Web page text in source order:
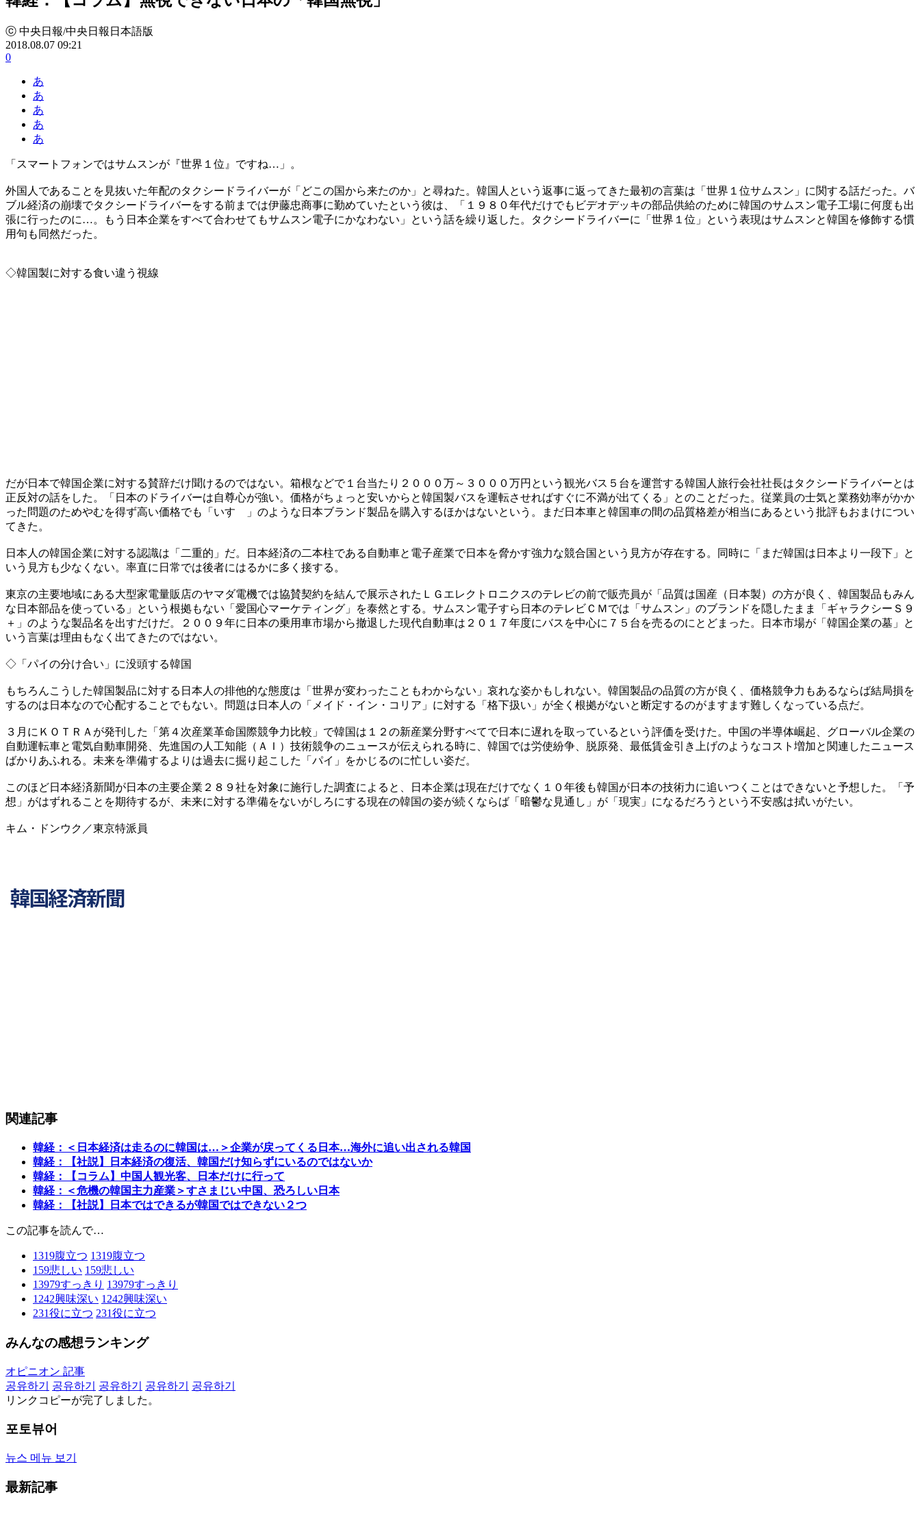
ⓒ 中央日報/中央日報日本語版
2018.08.07 09:21
0
あ
あ
あ
あ
あ
「スマートフォンではサムスンが『世界１位』ですね…」。
外国人であることを見抜いた年配のタクシードライバーが「どこの国から来たのか」と尋ねた。韓国人という返事に返ってきた最初の言葉は「世界１位サムスン」に関する話だった。バ
ブル経済の崩壊でタクシードライバーをする前までは伊藤忠商事に勤めていたという彼は、「１９８０年代だけでもビデオデッキの部品供給のために韓国のサムスン電子工場に何度も出
張に行ったのに…。もう日本企業をすべて合わせてもサムスン電子にかなわない」という話を繰り返した。タクシードライバーに「世界１位」という表現はサムスンと韓国を修飾する慣
用句も同然だった。
◇韓国製に対する食い違う視線
だが日本で韓国企業に対する賛辞だけ聞けるのではない。箱根などで１台当たり２０００万～３０００万円という観光バス５台を運営する韓国人旅行会社社長はタクシードライバーとは
正反対の話をした。「日本のドライバーは自尊心が強い。価格がちょっと安いからと韓国製バスを運転させればすぐに不満が出てくる」とのことだった。従業員の士気と業務効率がかか
った問題のためやむを得ず高い価格でも「いすゞ」のような日本ブランド製品を購入するほかはないという。まだ日本車と韓国車の間の品質格差が相当にあるという批評もおまけについ
てきた。
日本人の韓国企業に対する認識は「二重的」だ。日本経済の二本柱である自動車と電子産業で日本を脅かす強力な競合国という見方が存在する。同時に「まだ韓国は日本より一段下」と
いう見方も少なくない。率直に日常では後者にはるかに多く接する。
東京の主要地域にある大型家電量販店のヤマダ電機では協賛契約を結んで展示されたＬＧエレクトロニクスのテレビの前で販売員が「品質は国産（日本製）の方が良く、韓国製品もみん
な日本部品を使っている」という根拠もない「愛国心マーケティング」を泰然とする。サムスン電子すら日本のテレビＣＭでは「サムスン」のブランドを隠したまま「ギャラクシーＳ９
＋」のような製品名を出すだけだ。２００９年に日本の乗用車市場から撤退した現代自動車は２０１７年度にバスを中心に７５台を売るのにとどまった。日本市場が「韓国企業の墓」と
いう言葉は理由もなく出てきたのではない。
◇「パイの分け合い」に没頭する韓国
もちろんこうした韓国製品に対する日本人の排他的な態度は「世界が変わったこともわからない」哀れな姿かもしれない。韓国製品の品質の方が良く、価格競争力もあるならば結局損を
するのは日本なので心配することでもない。問題は日本人の「メイド・イン・コリア」に対する「格下扱い」が全く根拠がないと断定するのがますます難しくなっている点だ。
３月にＫＯＴＲＡが発刊した「第４次産業革命国際競争力比較」で韓国は１２の新産業分野すべてで日本に遅れを取っているという評価を受けた。中国の半導体崛起、グローバル企業の
自動運転車と電気自動車開発、先進国の人工知能（ＡＩ）技術競争のニュースが伝えられる時に、韓国では労使紛争、脱原発、最低賃金引き上げのようなコスト増加と関連したニュース
ばかりあふれる。未来を準備するよりは過去に掘り起こした「パイ」をかじるのに忙しい姿だ。
このほど日本経済新聞が日本の主要企業２８９社を対象に施行した調査によると、日本企業は現在だけでなく１０年後も韓国が日本の技術力に追いつくことはできないと予想した。「予
想」がはずれることを期待するが、未来に対する準備をないがしろにする現在の韓国の姿が続くならば「暗鬱な見通し」が「現実」になるだろうという不安感は拭いがたい。
キム・ドンウク／東京特派員
関連記事
韓経：＜日本経済は走るのに韓国は…＞企業が戻ってくる日本…海外に追い出される韓国
韓経：【社説】日本経済の復活、韓国だけ知らずにいるのではないか
韓経：【コラム】中国人観光客、日本だけに行って
韓経：＜危機の韓国主力産業＞すさまじい中国、恐ろしい日本
韓経：【社説】日本ではできるが韓国ではできない２つ
この記事を読んで…
1319腹立つ 1319腹立つ
159悲しい 159悲しい
13979すっきり 13979すっきり
1242興味深い 1242興味深い
231役に立つ 231役に立つ
みんなの感想ランキング
オピニオン 記事
공유하기
공유하기 공유하기 공유하기
공유하기
リンクコピーが完了しました。
포토뷰어
뉴스 메뉴 보기
最新記事